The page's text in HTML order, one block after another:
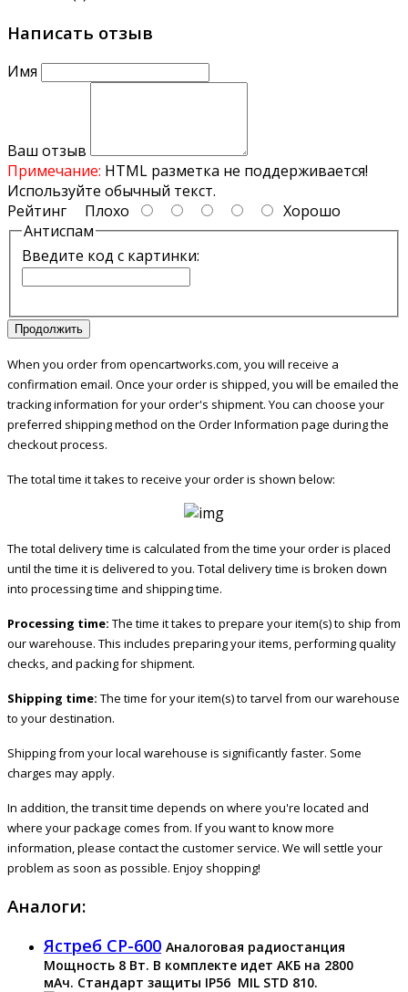
автоматической активации голосового сообщения
является немаловажной. Таким образом, рация Аргут
решить много рабочих задач!
Инструкция для рации Аргут А-55
К вашему вниманию прилагается инструкция рации
Аргут А-55, загрузите с нашего сайта –Скачать файл
Написать отзыв
Имя
Ваш отзыв
Примечание: HTML разметка не поддерживается!
Используйте обычный текст.
Рейтинг Плохо
Хорошо
Антиспам
Введите код с картинки:
Продолжить
When you order from opencartworks.com, you will receive a
confirmation email. Once your order is shipped, you will be emailed the
tracking information for your order's shipment. You can choose your
preferred shipping method on the Order Information page during the
checkout process.
The total time it takes to receive your order is shown below:
The total delivery time is calculated from the time your order is placed
until the time it is delivered to you. Total delivery time is broken down
into processing time and shipping time.
Processing time: The time it takes to prepare your item(s) to ship from
our warehouse. This includes preparing your items, performing quality
checks, and packing for shipment.
Shipping time: The time for your item(s) to tarvel from our warehouse
to your destination.
Shipping from your local warehouse is significantly faster. Some
charges may apply.
In addition, the transit time depends on where you're located and
where your package comes from. If you want to know more
information, please contact the customer service. We will settle your
problem as soon as possible. Enjoy shopping!
Аналоги:
Ястреб СР-600 Аналоговая радиостанция
Мощность 8 Вт. В комплекте идет АКБ на 2800
мАч. Стандарт защиты IP56 MIL STD 810.